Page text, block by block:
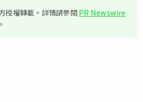
授權轉載。詳情請參閱PR Newswire
。